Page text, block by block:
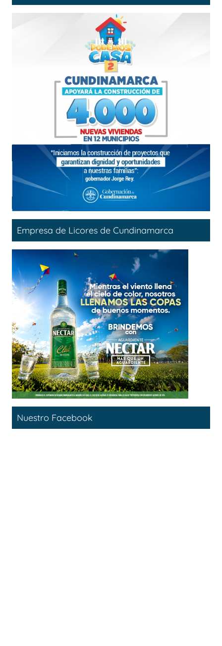
Empresa de Licores de Cundinamarca
Nuestro Facebook